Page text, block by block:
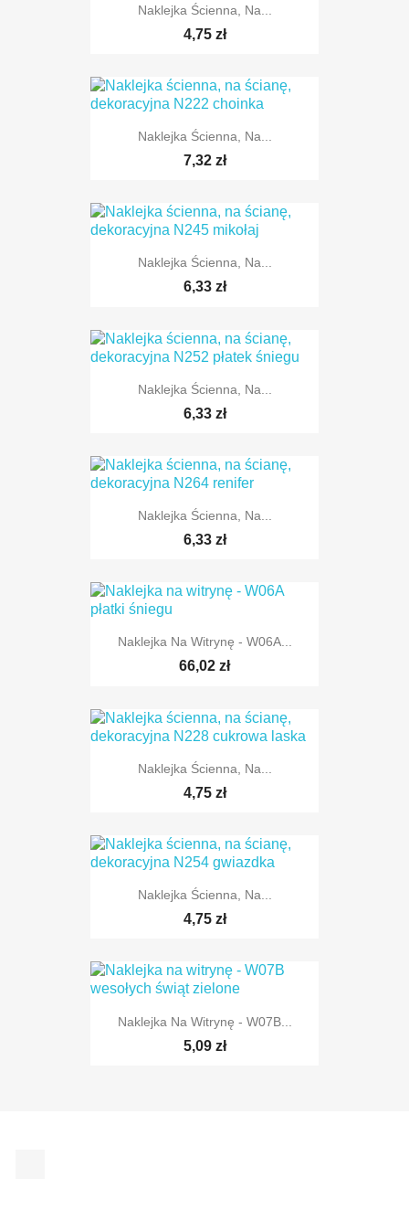
TYLKO ONLINE
Naklejka Ścienna, Na...
4,75 zł
TYLKO ONLINE
Naklejka Ścienna, Na...
7,32 zł
TYLKO ONLINE
Naklejka Ścienna, Na...
6,33 zł
TYLKO ONLINE
Naklejka Ścienna, Na...
6,33 zł
TYLKO ONLINE
Naklejka Ścienna, Na...
6,33 zł
TYLKO ONLINE
Naklejka Na Witrynę - W06A...
66,02 zł
Naklejka Ścienna, Na...
4,75 zł
TYLKO ONLINE
Naklejka Ścienna, Na...
4,75 zł
TYLKO ONLINE
Naklejka Na Witrynę - W07B...
5,09 zł